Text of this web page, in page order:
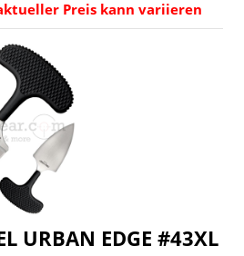
Preis kann variieren
URBAN EDGE #43XL